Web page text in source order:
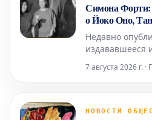
для
Fr
Симона Форти:
о Йоко Оно,
Старения
Недавно
издававшееся
художницей
также на её
7 августа 2026 г.
НОВОСТИ